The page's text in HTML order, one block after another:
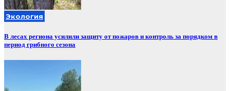
Экология
В лесах региона усилили защиту от пожаров и контроль за порядком в
период грибного сезона